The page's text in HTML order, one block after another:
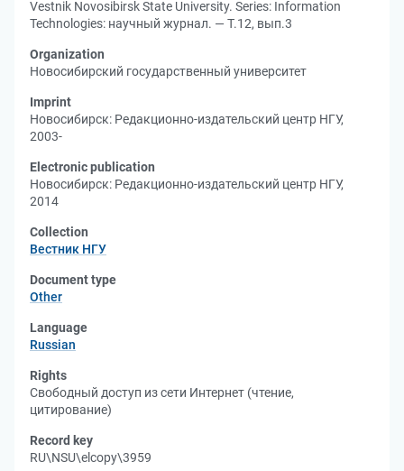
Vestnik Novosibirsk State University. Series: Information
Technologies: научный журнал. — Т.12, вып.3
Organization
Новосибирский государственный университет
Imprint
Новосибирск: Редакционно-издательский центр НГУ,
2003-
Electronic publication
Новосибирск: Редакционно-издательский центр НГУ,
2014
Collection
Вестник НГУ
Document type
Other
Language
Russian
Rights
Свободный доступ из сети Интернет (чтение,
цитирование)
Record key
RU\NSU\elcopy\3959